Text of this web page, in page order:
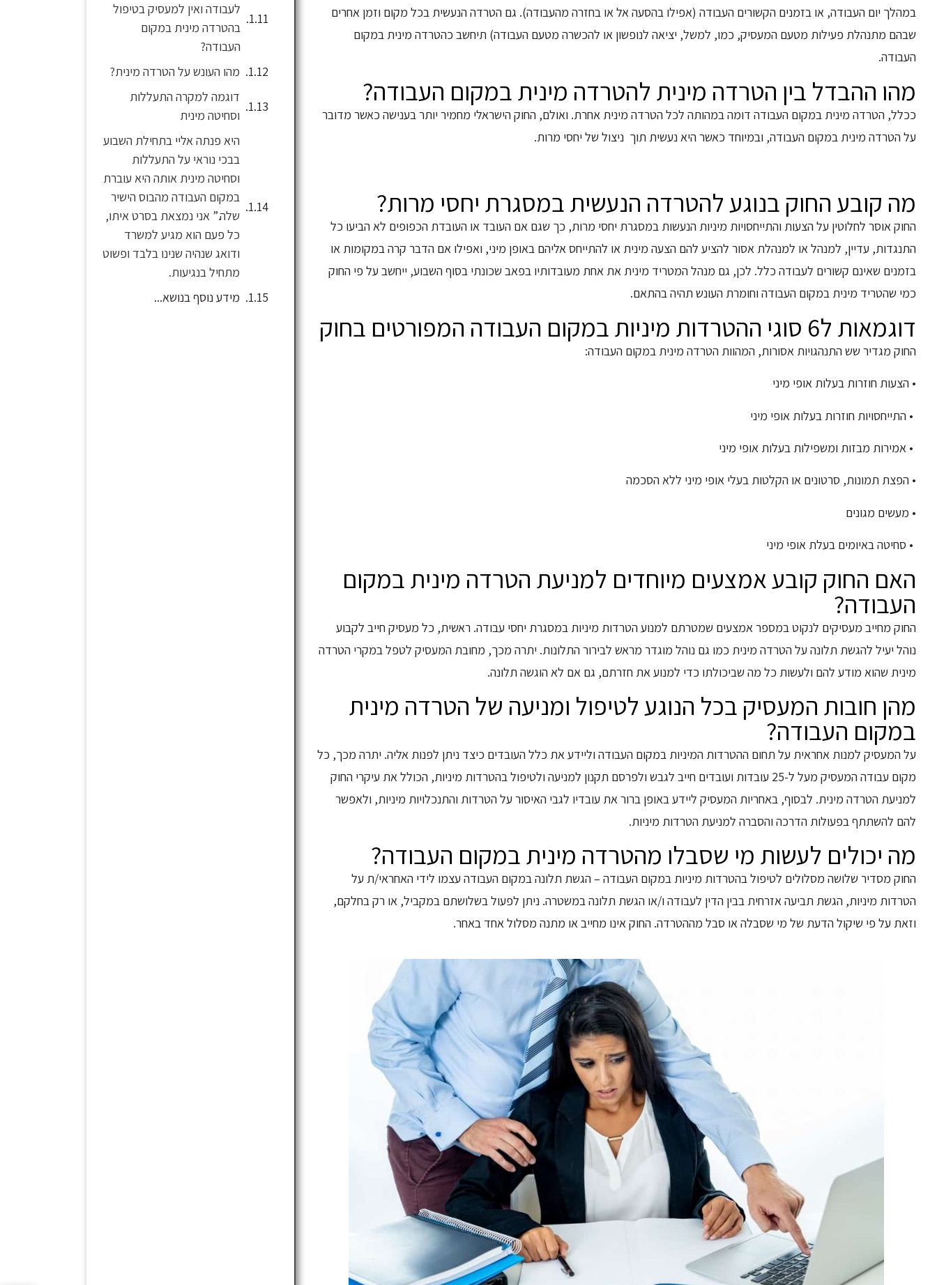
במהלך יום העבודה, או בזמנים הקשורים העבודה (אפילו בהסעה אל או בחזרה מהעבודה). גם הטרדה הנעשית בכל מקום וזמן אחרים
שבהם מתנהלת פעילות מטעם המעסיק, כמו, למשל, יציאה לנופשון או להכשרה מטעם העבודה) תיחשב כהטרדה מינית במקום
העבודה.
מהו ההבדל בין הטרדה מינית להטרדה מינית במקום העבודה?
ככלל, הטרדה מינית במקום העבודה דומה במהותה לכל הטרדה מינית אחרת. ואולם, החוק הישראלי מחמיר יותר בענישה כאשר מדובר
על הטרדה מינית במקום העבודה, ובמיוחד כאשר היא נעשית תוך ניצול של יחסי מרות.
מה קובע החוק בנוגע להטרדה הנעשית במסגרת יחסי מרות?
החוק אוסר לחלוטין על הצעות והתייחסויות מיניות הנעשות במסגרת יחסי מרות, כך שגם אם העובד או העובדת הכפופים לא הביעו כל
התנגדות, עדיין, למנהל או למנהלת אסור להציע להם הצעה מינית או להתייחס אליהם באופן מיני, ואפילו אם הדבר קרה במקומות או
בזמנים שאינם קשורים לעבודה כלל. לכן, גם מנהל המטריד מינית את אחת מעובדותיו בפאב שכונתי בסוף השבוע, ייחשב על פי החוק
כמי שהטריד מינית במקום העבודה וחומרת העונש תהיה בהתאם.
דוגמאות ל6 סוגי ההטרדות מיניות במקום העבודה המפורטים בחוק
החוק מגדיר שש התנהגויות אסורות, המהוות הטרדה מינית במקום העבודה:
• הצעות חוזרות בעלות אופי מיני
• התייחסויות חוזרות בעלות אופי מיני
• אמירות מבזות ומשפילות בעלות אופי מיני
• הפצת תמונות, סרטונים או הקלטות בעלי אופי מיני ללא הסכמה
• מעשים מגונים
• סחיטה באיומים בעלת אופי מיני
האם החוק קובע אמצעים מיוחדים למניעת הטרדה מינית במקום
העבודה?
החוק מחייב מעסיקים לנקוט במספר אמצעים שמטרתם למנוע הטרדות מיניות במסגרת יחסי עבודה. ראשית, כל מעסיק חייב לקבוע
נוהל יעיל להגשת תלונה על הטרדה מינית כמו גם נוהל מוגדר מראש לבירור התלונות. יתרה מכך, מחובת המעסיק לטפל במקרי הטרדה
מינית שהוא מודע להם ולעשות כל מה שביכולתו כדי למנוע את חזרתם, גם אם לא הוגשה תלונה.
מהן חובות המעסיק בכל הנוגע לטיפול ומניעה של הטרדה מינית
במקום העבודה?
על המעסיק למנות אחראית על תחום ההטרדות המיניות במקום העבודה וליידע את כלל העובדים כיצד ניתן לפנות אליה. יתרה מכך, כל
מקום עבודה המעסיק מעל ל-25 עובדות ועובדים חייב לגבש ולפרסם תקנון למניעה ולטיפול בהטרדות מיניות, הכולל את עיקרי החוק
למניעת הטרדה מינית. לבסוף, באחריות המעסיק ליידע באופן ברור את עובדיו לגבי האיסור על הטרדות והתנכלויות מיניות, ולאפשר
להם להשתתף בפעולות הדרכה והסברה למניעת הטרדות מיניות.
מה יכולים לעשות מי שסבלו מהטרדה מינית במקום העבודה?
החוק מסדיר שלושה מסלולים לטיפול בהטרדות מיניות במקום העבודה – הגשת תלונה במקום העבודה עצמו לידי האחראי/ת על
הטרדות מיניות, הגשת תביעה אזרחית בבין הדין לעבודה ו/או הגשת תלונה במשטרה. ניתן לפעול בשלושתם במקביל, או רק בחלקם,
וזאת על פי שיקול הדעת של מי שסבלה או סבל מההטרדה. החוק אינו מחייב או מתנה מסלול אחד באחר.
לעבודה ואין למעסיק בטיפול
בהטרדה מינית במקום
העבודה?
מהו העונש על הטרדה מינית?
דוגמה למקרה התעללות
וסחיטה מינית
היא פנתה אליי בתחילת השבוע
בבכי נוראי על התעללות
וסחיטה מינית אותה היא עוברת
במקום העבודה מהבוס הישיר
שלה.” אני נמצאת בסרט איתו,
כל פעם הוא מגיע למשרד
ודואג שנהיה שנינו בלבד ופשוט
מתחיל בנגיעות.
מידע נוסף בנושא...